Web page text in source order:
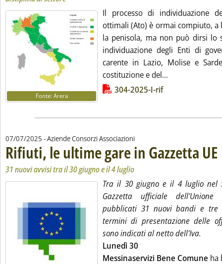
Fonte: Arera
Il processo di individuazione
ottimali (Ato) è ormai compiuto,
la penisola, ma non può dirsi lo
individuazione degli Enti di
carente in Lazio, Molise e
costituzione e del...
Lista allegati PDF alla notizia
304-2025-I-rif
07/07/2025 - Aziende Consorzi Associazioni
Rifiuti, le ultime gare in Gazzetta UE
31 nuovi avvisi tra il 30 giugno e il 4 luglio
Tra il 30 giugno e il 4 luglio nel
Gazzetta ufficiale
pubblicati 31 nuovi bandi e tre
termini di presentazione delle
sono indicati al netto dell'Iva.
Lunedì 30
Messinaservizi Bene Comune ha